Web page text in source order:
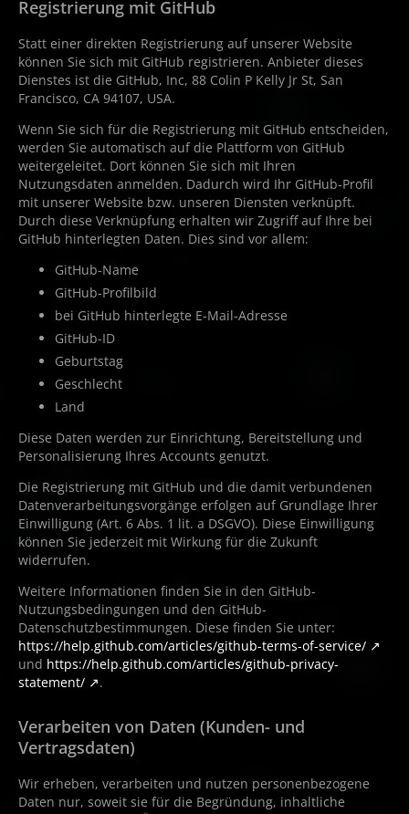
Registrierung mit GitHub
Statt einer direkten Registrierung auf unserer Website
können Sie sich mit GitHub registrieren. Anbieter dieses
Dienstes ist die GitHub, Inc, 88 Colin P Kelly Jr St, San
Francisco, CA 94107, USA.
Wenn Sie sich für die Registrierung mit GitHub entscheiden,
werden Sie automatisch auf die Plattform von GitHub
weitergeleitet. Dort können Sie sich mit Ihren
Nutzungsdaten anmelden. Dadurch wird Ihr GitHub-Profil
mit unserer Website bzw. unseren Diensten verknüpft.
Durch diese Verknüpfung erhalten wir Zugriff auf Ihre bei
GitHub hinterlegten Daten. Dies sind vor allem:
GitHub-Name
GitHub-Profilbild
bei GitHub hinterlegte E-Mail-Adresse
GitHub-ID
Geburtstag
Geschlecht
Land
Diese Daten werden zur Einrichtung, Bereitstellung und
Personalisierung Ihres Accounts genutzt.
Die Registrierung mit GitHub und die damit verbundenen
Datenverarbeitungsvorgänge erfolgen auf Grundlage Ihrer
Einwilligung (Art. 6 Abs. 1 lit. a DSGVO). Diese Einwilligung
können Sie jederzeit mit Wirkung für die Zukunft
widerrufen.
Weitere Informationen finden Sie in den GitHub-
Nutzungsbedingungen und den GitHub-
Datenschutzbestimmungen. Diese finden Sie unter:
https://help.github.com/articles/github-terms-of-service/
und https://help.github.com/articles/github-privacy-
statement/
.
Verarbeiten von Daten (Kunden- und
Vertragsdaten)
Wir erheben, verarbeiten und nutzen personenbezogene
Daten nur, soweit sie für die Begründung, inhaltliche